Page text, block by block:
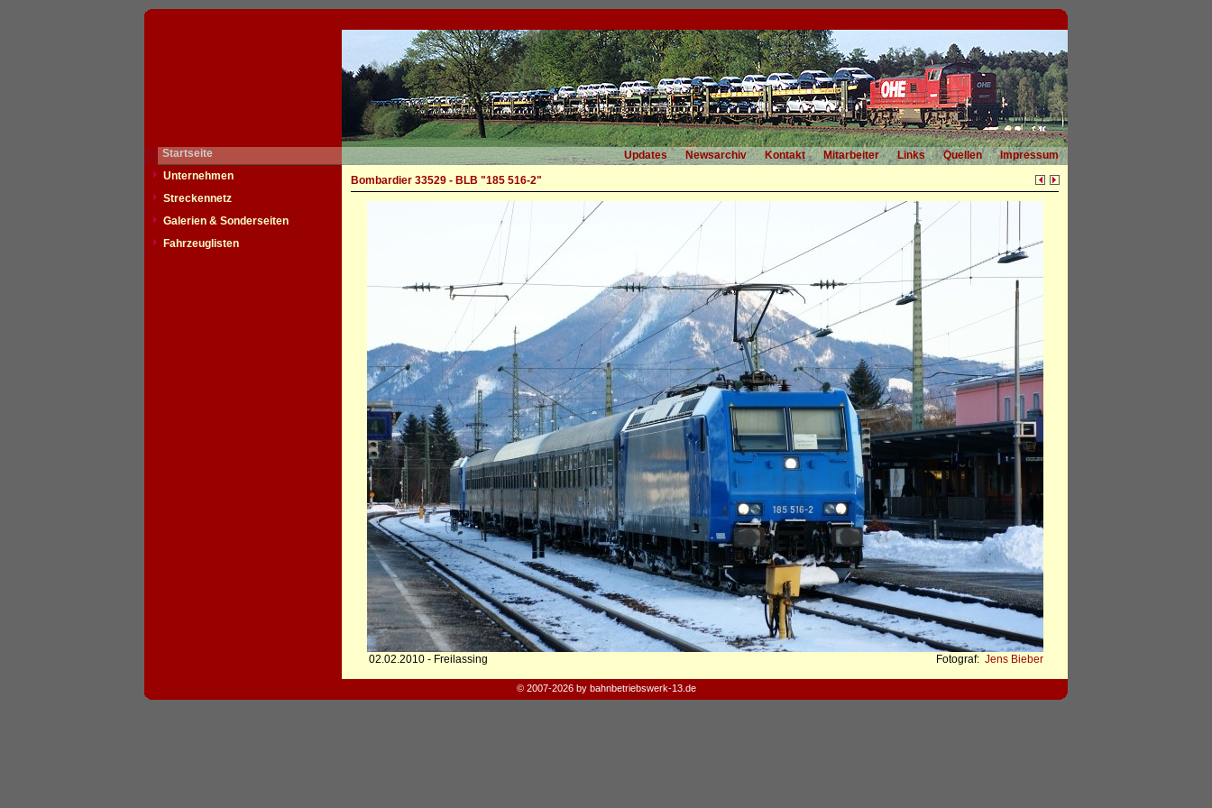
Startseite Updates Newsarchiv Kontakt Mitarbeiter Links Quellen
Impressum
Unternehmen
Streckennetz
Galerien & Sonderseiten
Fahrzeuglisten
Bombardier 33529 - BLB "185 516-2"
02.02.2010 - Freilassing Fotograf: Jens Bieber
© 2007-2026 by bahnbetriebswerk-13.de